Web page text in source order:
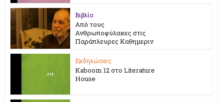
Βιβλίο
Από τους
Ανθρωποφύλακες στις
Παράπλευρες Καθημεριν
Εκδηλώσεις
Kaboom 12 στο Literature
House